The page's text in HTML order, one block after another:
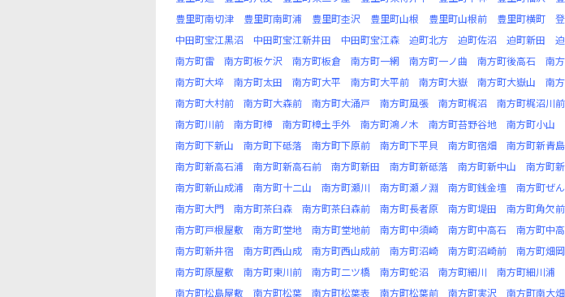
豊里町南切津
豊里町南町浦 豊里町杢沢 豊里町山根 豊里町山根前 豊里町横町
中田町宝江黒沼
中田町宝江新井田 中田町宝江森 迫町北方 迫町佐沼 迫町新田
南方町雷
南方町板ケ沢 南方町板倉 南方町一網 南方町一ノ曲 南方町後高石 南
南方町大埣
南方町太田 南方町大平 南方町大平前 南方町大嶽 南方町大嶽山 南
南方町大村前
南方町大森前 南方町大涌戸 南方町風張 南方町梶沼 南方町梶沼川前
南方町川前
南方町樟 南方町樟土手外 南方町鴻ノ木 南方町苔野谷地 南方町小山
南方町下新山
南方町下砥落 南方町下原前 南方町下平貝 南方町宿畑 南方町新青
南方町新高石浦
南方町新高石前 南方町新田 南方町新砥落 南方町新中山 南方町
南方町新山成浦
南方町十二山 南方町瀬川 南方町瀬ノ淵 南方町銭金壇 南方町ぜ
南方町大門
南方町茶臼森 南方町茶臼森前 南方町長者原 南方町堤田 南方町角欠前
南方町戸根屋敷
南方町堂地 南方町堂地前 南方町中須崎 南方町中高石 南方町中
南方町新井宿
南方町西山成 南方町西山成前 南方町沼崎 南方町沼崎前 南方町畑岡
南方町原屋敷
南方町東川前 南方町二ツ橋 南方町蛇沼 南方町細川 南方町細川浦
南方町松島屋敷
南方町松葉 南方町松葉表 南方町松葉前 南方町実沢 南方町南大